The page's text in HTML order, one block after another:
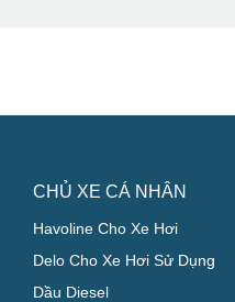
CHỦ XE CÁ NHÂN
Havoline Cho Xe Hơi
Delo Cho Xe Hơi Sử Dụng
Dầu Diesel